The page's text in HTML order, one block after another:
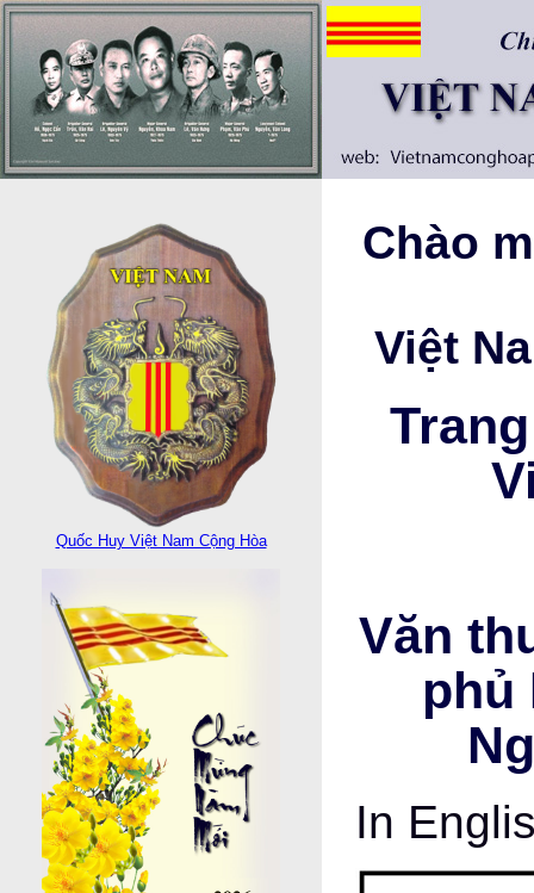
Quốc Huy Việt Nam Cộng Hòa
Chào
Việt
Văn
phủ
In